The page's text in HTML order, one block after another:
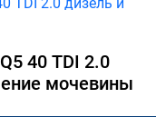
40 TDI 2.0
мочевины